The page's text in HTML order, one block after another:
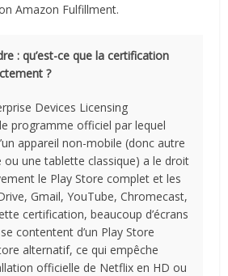
Amazon Fulfillment.
: qu’est-ce que la certification
?
Devices Licensing
programme officiel par lequel
appareil non-mobile (donc autre
ou une tablette classique) a le droit
le Play Store complet et les
Gmail, YouTube, Chromecast,
certification, beaucoup d’écrans
contentent d’un Play Store
alternatif, ce qui empêche
officielle de Netflix en HD ou